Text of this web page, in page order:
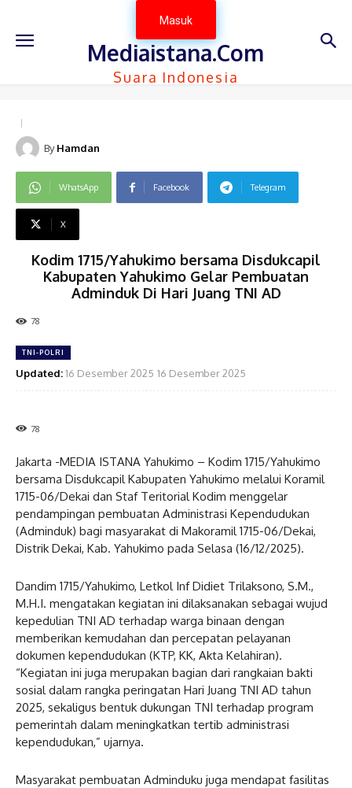
Masuk
Mediaistana.Com
Suara Indonesia
By Hamdan
WhatsApp Facebook Telegram
X
Kodim 1715/Yahukimo bersama Disdukcapil
Kabupaten Yahukimo Gelar Pembuatan
Adminduk Di Hari Juang TNI AD
78
TNI-POLRI
Updated:16 Desember 2025 16 Desember 2025
78
Jakarta -MEDIA ISTANA Yahukimo – Kodim 1715/Yahukimo
bersama Disdukcapil Kabupaten Yahukimo melalui Koramil
1715-06/Dekai dan Staf Teritorial Kodim menggelar
pendampingan pembuatan Administrasi Kependudukan
(Adminduk) bagi masyarakat di Makoramil 1715-06/Dekai,
Distrik Dekai, Kab. Yahukimo pada Selasa (16/12/2025).
Dandim 1715/Yahukimo, Letkol Inf Didiet Trilaksono, S.M.,
M.H.I. mengatakan kegiatan ini dilaksanakan sebagai wujud
kepedulian TNI AD terhadap warga binaan dengan
memberikan kemudahan dan percepatan pelayanan
dokumen kependudukan (KTP, KK, Akta Kelahiran).
“Kegiatan ini juga merupakan bagian dari rangkaian bakti
sosial dalam rangka peringatan Hari Juang TNI AD tahun
2025, sekaligus bentuk dukungan TNI terhadap program
pemerintah dalam meningkatkan tertib administrasi
kependudukan,” ujarnya.
Masyarakat pembuatan Adminduku juga mendapat fasilitas